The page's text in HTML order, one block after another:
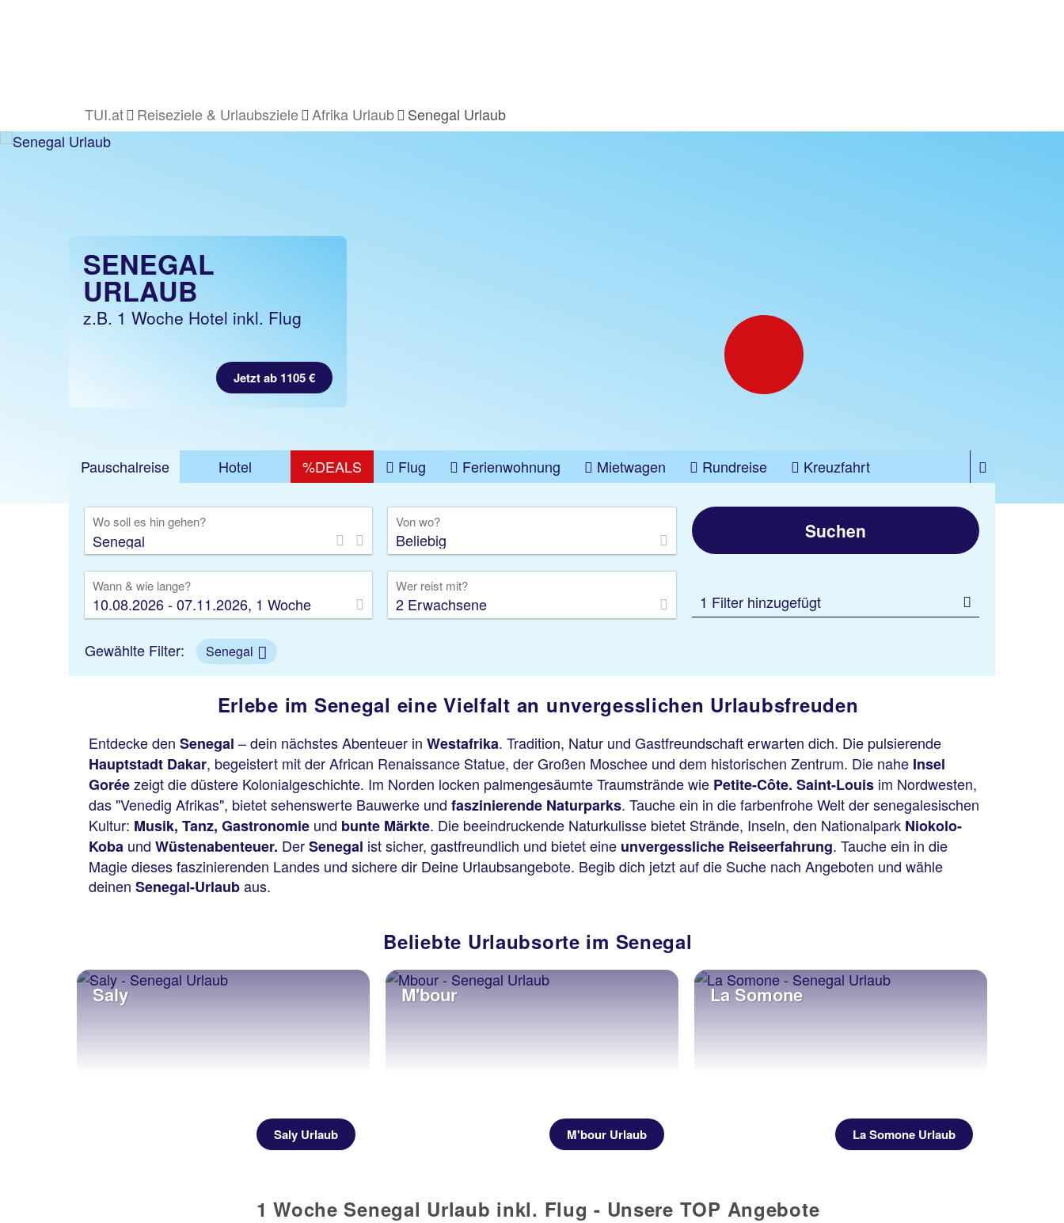
TUI.at Reiseziele & Urlaubsziele Afrika Urlaub Senegal Urlaub
SENEGAL
URLAUB
z.B. 1 Woche Hotel inkl. Flug
Jetzt ab 1105 €
Pauschalreise Hotel %DEALS Flug Ferienwohnung Mietwagen Rundreise
Kreuzfahrt
Wo soll es hin gehen? Von wo?
Beliebig
Wann & wie lange?
10.08.2026 - 07.11.2026, 1 Woche
Wer reist mit?
2 Erwachsene
Suchen
1 Filter hinzugefügt
Gewählte Filter: Senegal
Erlebe im Senegal eine Vielfalt an unvergesslichen Urlaubsfreuden
Entdecke den Senegal – dein nächstes Abenteuer in Westafrika. Tradition, Natur und Gastfreundschaft erwarten dich. Die pulsierende
Hauptstadt Dakar, begeistert mit der African Renaissance Statue, der Großen Moschee und dem historischen Zentrum. Die nahe Insel
Goréezeigt die düstere Kolonialgeschichte. Im Norden locken palmengesäumte Traumstrände wie Petite-Côte. Saint-Louis im Nordwesten,
das "Venedig Afrikas", bietet sehenswerte Bauwerke und faszinierende Naturparks. Tauche ein in die farbenfrohe Welt der senegalesischen
Kultur: Musik, Tanz, Gastronomie und bunte Märkte. Die beeindruckende Naturkulisse bietet Strände, Inseln, den Nationalpark Niokolo-
Koba und Wüstenabenteuer. DerSenegal ist sicher, gastfreundlich und bietet eine unvergessliche Reiseerfahrung. Tauche ein in die
Magie dieses faszinierenden Landes und sichere dir Deine Urlaubsangebote. Begib dich jetzt auf die Suche nach Angeboten und wähle
deinen Senegal-Urlaubaus.
Beliebte Urlaubsorte im Senegal
Saly
Saly Urlaub
M'bour
M'bour Urlaub
La Somone
La Somone Urlaub
1 Woche Senegal Urlaub inkl. Flug - Unsere TOP Angebote